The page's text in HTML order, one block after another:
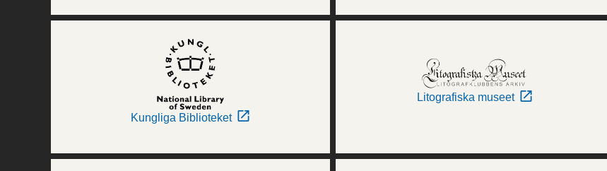
Kungliga Biblioteket
Litografiska museet